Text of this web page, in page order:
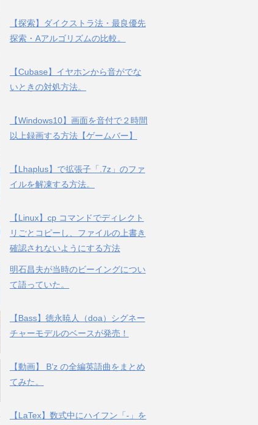
【探索】ダイクストラ法・最良優先
探索・Aアルゴリズムの比較。
【Cubase】イヤホンから音がでな
いときの対処方法。
【Windows10】画面を音付で２時間
以上録画する方法【ゲームバー】
【Lhaplus】で拡張子「.7z」のファ
イルを解凍する方法。
【Linux】cp コマンドでディレクト
リごとコピーし、ファイルの上書き
確認されないようにする方法
明石昌夫が当時のビーイングについ
て語っていた。
【Bass】徳永暁人（doa）シグネー
チャーモデルのベースが発売！
【動画】 B’z の全編英語曲をまとめ
てみた。
【LaTex】数式中にハイフン「-」を